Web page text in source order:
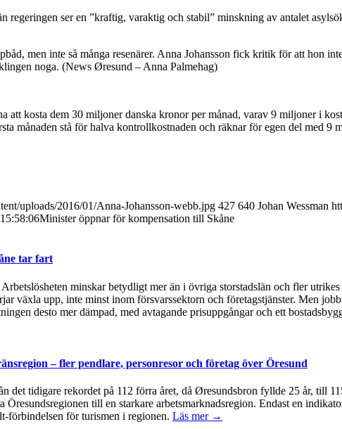
regeringen ser en ”kraftig, varaktig och stabil” minskning av antalet
men inte så många resenärer. Anna Johansson fick kritik för att hon
noga. (News Øresund – Anna Palmehag)
att kosta dem 30 miljoner danska kronor per månad, varav 9 miljoner i
månaden stå för halva kontrollkostnaden och räknar för egen del med 9
uploads/2016/01/Anna-Johansson-webb.jpg 427 640 Johan Wessman
Minister öppnar för kompensation till Skåne
tar fart
minskar betydligt mer än i övriga storstadslän och fler
växla upp, inte minst inom försvarssektorn och företagstjänster. Men
desto mer dämpad, med avtagande prisuppgångar och ett
– fler pendlare, personresor och företag över Öresund
det tidigare rekordet på 112 förra året, då Øresundsbron fyllde 25 år, till
till en starkare arbetsmarknadsregion. Endast en
förbindelsen för turismen i regionen. Läs mer →